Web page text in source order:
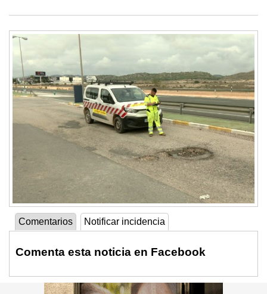
Comentarios Notificar incidencia
Comenta esta noticia en Facebook